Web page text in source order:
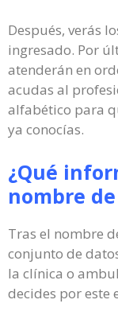
Después, verás
ingresado. Por
atenderán en
acudas al
alfabético para
ya conocías.
¿Qué
nombre
Tras el nombre
conjunto de
la clínica o
decides por este